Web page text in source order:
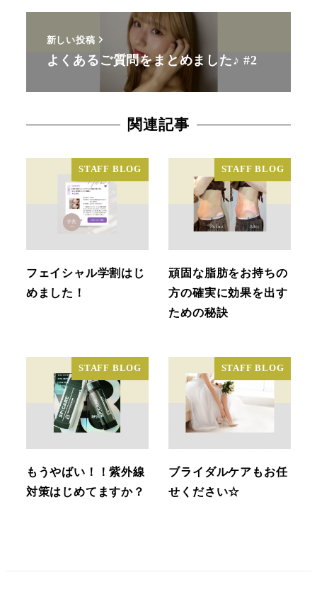
新しい投稿
よくあるご質問をまとめました♪ #2
関連記事
STAFF BLOG
フェイシャル学割はじ
めました！
STAFF BLOG
頑固な脂肪をお持ちの
方の確実に効果を出す
ための秘訣
STAFF BLOG
もうやばい！！紫外線
対策はじめてますか？
STAFF BLOG
ブライダルケアもお任
せください☆